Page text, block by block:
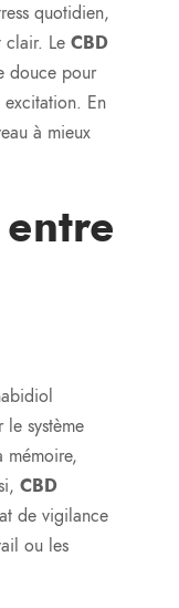
quotidien,
clair. Le CBD
douce pour
En
à mieux
le système
mémoire,
CBD
de vigilance
ou les